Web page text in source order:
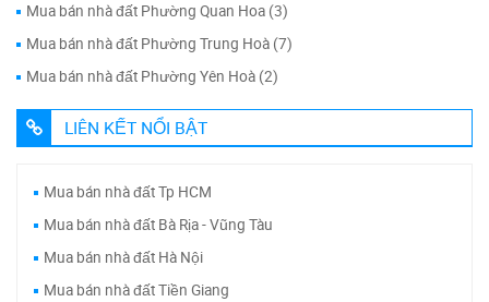
Mua bán nhà đất Phường Quan Hoa (3)
Mua bán nhà đất Phường Trung Hoà (7)
Mua bán nhà đất Phường Yên Hoà (2)
LIÊN KẾT NỔI BẬT
Mua bán nhà đất Tp HCM
Mua bán nhà đất Bà Rịa - Vũng Tàu
Mua bán nhà đất Hà Nội
Mua bán nhà đất Tiền Giang